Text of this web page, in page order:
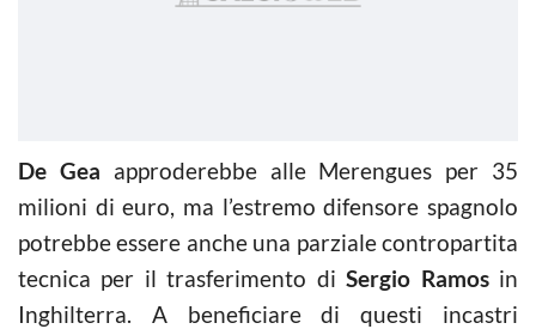
De Gea approderebbe alle Merengues per 35
milioni di euro, ma l’estremo difensore spagnolo
potrebbe essere anche una parziale contropartita
tecnica per il trasferimento diSergio Ramosin
Inghilterra. A beneficiare di questi incastri